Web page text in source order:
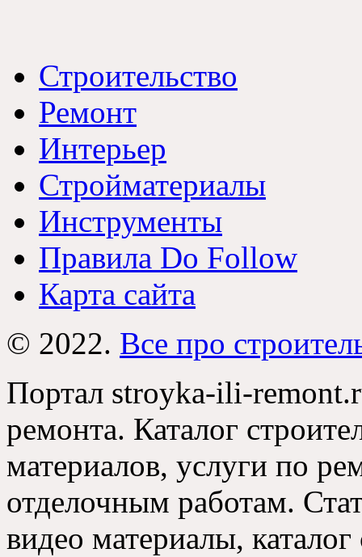
Строительство
Ремонт
Интерьер
Стройматериалы
Инструменты
Правила Do Follow
Карта сайта
© 2022. Все про
Портал stroyka-ili-
ремонта. Каталог
материалов, услуги по
отделочным работам.
видео материалы,